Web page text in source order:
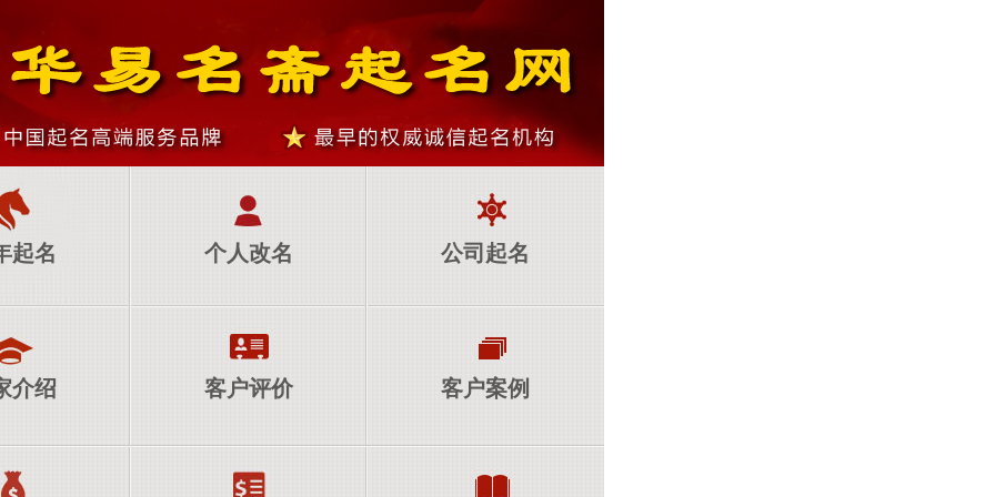
起名 个人改名 公司起名
介绍 客户评价 客户案例